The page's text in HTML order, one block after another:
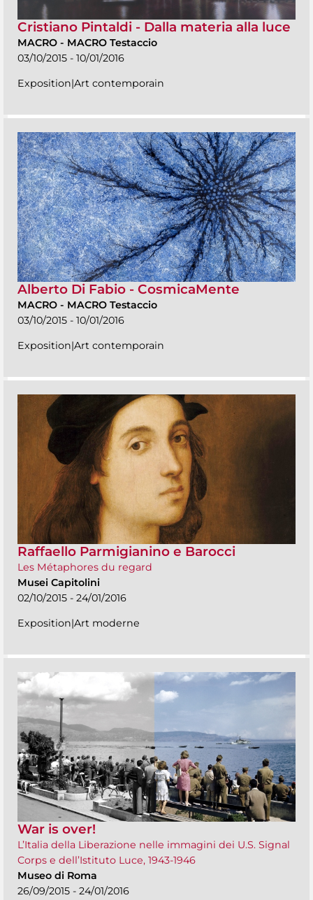
Cristiano Pintaldi - Dalla materia alla luce
MACRO - MACRO Testaccio
03/10/2015 - 10/01/2016
Exposition|Art contemporain
Alberto Di Fabio - CosmicaMente
MACRO - MACRO Testaccio
03/10/2015 - 10/01/2016
Exposition|Art contemporain
Raffaello Parmigianino e Barocci
Les Métaphores du regard
Musei Capitolini
02/10/2015 - 24/01/2016
Exposition|Art moderne
War is over!
L’Italia della Liberazione nelle immagini dei U.S. Signal
Corps e dell’Istituto Luce, 1943-1946
Museo di Roma
26/09/2015 - 24/01/2016